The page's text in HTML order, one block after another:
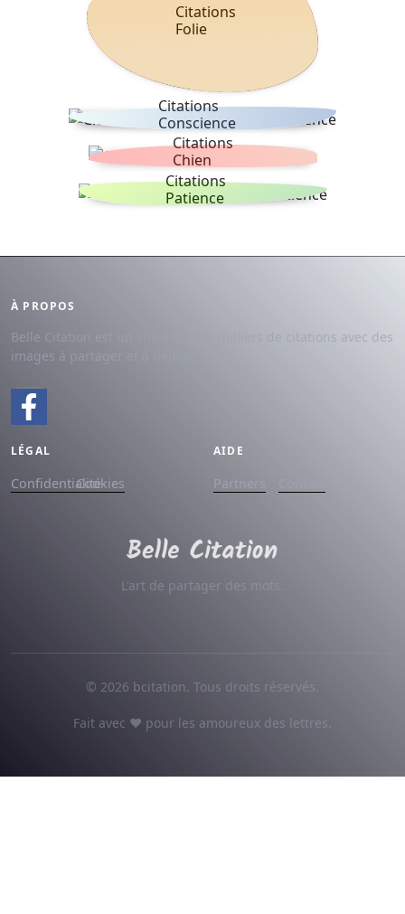
Citations
Folie
Citations
Conscience
Citations
Chien
Citations
Patience
À PROPOS
Belle Citation est un site avec des milliers de citations avec des
images à partager et à dédier.
LÉGAL
ConfidentialitéCookies
AIDE
Partners
L'art de partager des mots.
© 2026 bcitation. Tous droits réservés.
Fait avec ♥ pour les amoureux des lettres.